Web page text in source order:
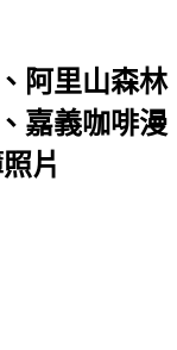
阿里山森林
嘉義咖啡漫
片